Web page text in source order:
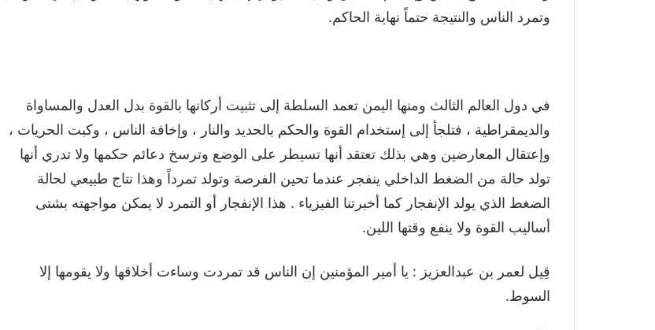
وتمرد الناس والنتيجة حتماً نهاية الحاكم.
في دول العالم الثالث ومنها اليمن تعمد السلطة إلى تثبيت أركانها بالقوة بدل العدل والمساواة
والديمقراطية ، فتلجأ إلى إستخدام القوة والحكم بالحديد والنار ، وإخافة الناس ، وكبت الحريات ،
وإعتقال المعارضين وهي بذلك تعتقد أنها تسيطر على الوضع وترسخ دعائم حكمها ولا تدري أنها
تولد حالة من الضغط الداخلي ينفجر عندما تحين الفرصة وتولد تمرداً وهذا نتاج طبيعي لحالة
الضغط الذي يولد الإنفجار كما أخبرتنا الفيزياء . هذا الإنفجار أو التمرد لا يمكن مواجهته بشتى
أساليب القوة ولا ينفع وقتها اللين.
قِيل لعمر بن عبدالعزيز : يا أمير المؤمنين إن الناس قد تمردت وساءت أخلاقها ولا يقومها إلا
السوط.